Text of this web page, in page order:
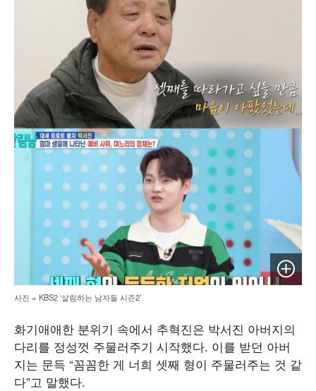
이미지
사진 = KBS2 ‘살림하는 남자들 시즌2’
화기애애한 분위기 속에서 추혁진은 박서진 아버지의
다리를 정성껏 주물러주기 시작했다. 이를 받던 아버
지는 문득 “꼼꼼한 게 너희 셋째 형이 주물러주는 것 같
다”고 말했다.